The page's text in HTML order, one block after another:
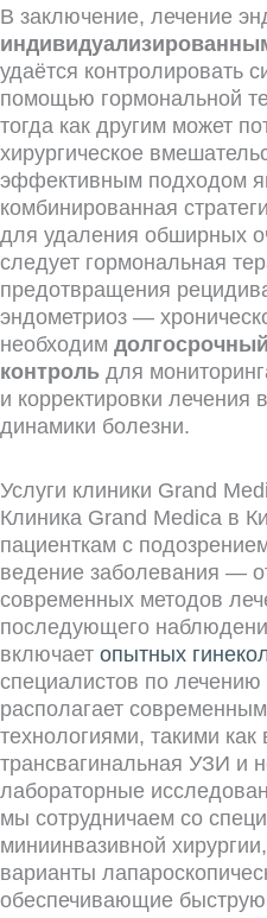
В заключение, лечение
удаётся контролировать
помощью гормональной
тогда как другим может
хирургическое
эффективным подходом
комбинированная
для удаления обширных
следует гормональная
предотвращения
эндометриоз —
необходим
контроль для
и корректировки лечения
динамики болезни.
Услуги клиники Grand
Клиника Grand Medica в
пациенткам с
ведение заболевания —
современных методов
последующего
включает опытных
специалистов по
располагает
технологиями, такими
трансвагинальная УЗИ и
лабораторные
мы сотрудничаем со
миниинвазивной
варианты
обеспечивающие